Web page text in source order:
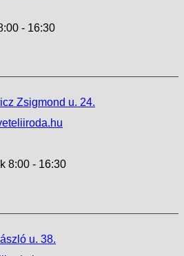
- 16:30
Zsigmond u. 24.
8:00 - 16:30
u. 38.